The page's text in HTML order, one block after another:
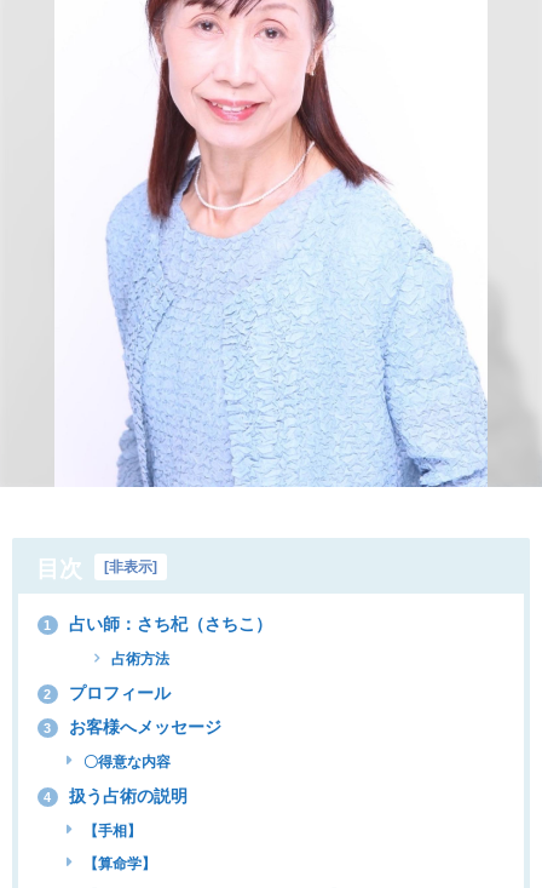
目次 非表示
1 占い師：さち杞（さちこ）
占術方法
2 プロフィール
3 お客様へメッセージ
〇得意な内容
4 扱う占術の説明
【手相】
【算命学】